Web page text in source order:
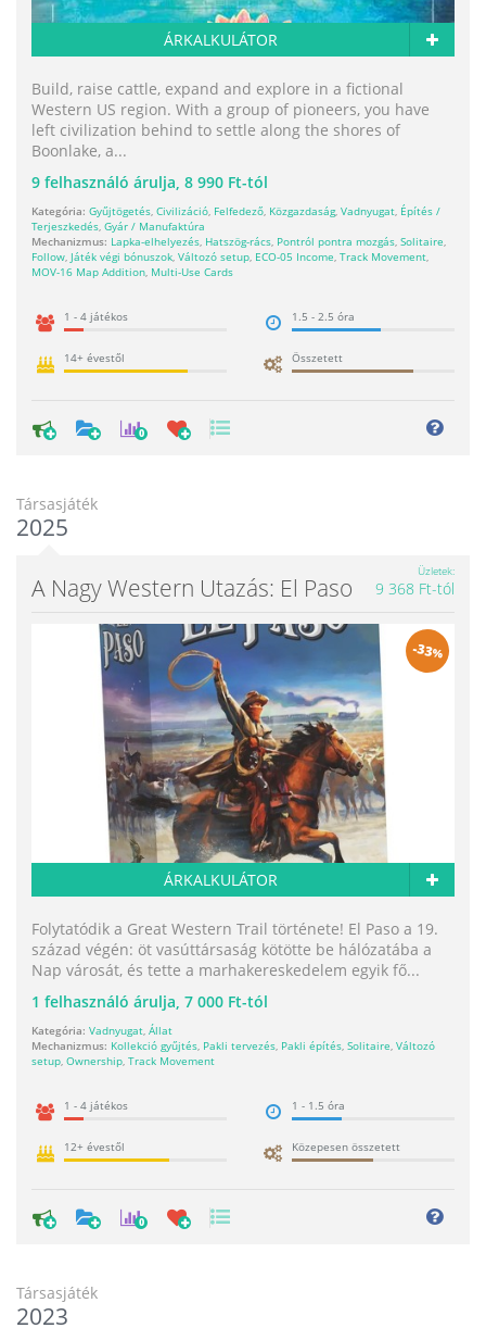
ÁRKALKULÁTOR
Build, raise cattle, expand and explore in a fictional
Western US region. With a group of pioneers, you have
left civilization behind to settle along the shores of
Boonlake, a...
9 felhasználó árulja, 8 990 Ft-tól
Kategória: Gyűjtögetés Civilizáció Felfedező Közgazdaság, Vadnyugat Építés /
Terjeszkedés Gyár / Manufaktúra
Mechanizmus: Lapka-elhelyezés Hatszög-rács Pontról pontra mozgás Solitaire
Follow Játék végi bónuszok Változó setup ECO-05 Income Track Movement
MOV-16 Map Addition Multi-Use Cards
1 - 4 játékos 1.5 - 2.5 óra
14+ évestől Összetett
0
Társasjáték
2025
A Nagy Western Utazás: El Paso
Üzletek
9 368 Ft-tól
-33%
ÁRKALKULÁTOR
Folytatódik a Great Western Trail története! El Paso a 19.
század végén: öt vasúttársaság kötötte be hálózatába a
Nap városát, és tette a marhakereskedelem egyik fő...
1 felhasználó árulja, 7 000 Ft-tól
Kategória: Vadnyugat Állat
Mechanizmus: Kollekció gyűjtés Pakli tervezés Pakli építés Solitaire Változó
setup Ownership Track Movement
1 - 4 játékos 1 - 1.5 óra
12+ évestől Közepesen összetett
0
Társasjáték
2023